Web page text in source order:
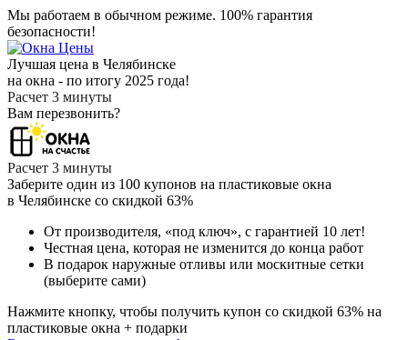
Мы работаем в обычном режиме. 100% гарантия
безопасности!
Лучшая цена в Челябинске
на окна - по итогу 2025 года!
Расчет 3 минуты
Вам перезвонить?
Расчет 3 минуты
Заберите один из 100 купонов на пластиковые окна
в Челябинске со скидкой 63%
От производителя, «под ключ», с гарантией 10 лет!
Честная цена, которая не изменится до конца работ
В подарок наружные отливы или москитные сетки
(выберите сами)
Нажмите кнопку, чтобы получить купон со скидкой 63% на
пластиковые окна + подарки